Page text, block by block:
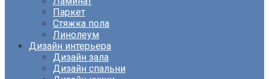
Паркет
Стяжка пола
Линолеум
Дизайн интерьера
Дизайн зала
Дизайн спальни